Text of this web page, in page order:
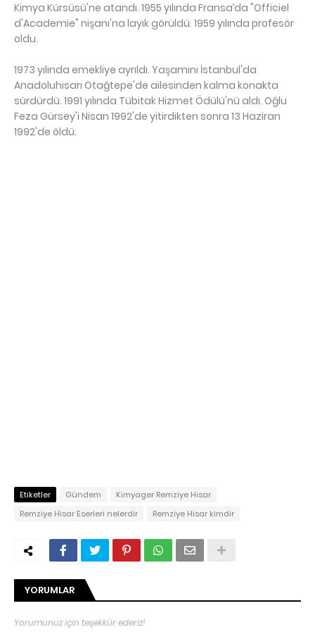
Kimya Kürsüsü'ne atandı. 1955 yılında Fransa’da "Officiel
d'Academie" nişanı'na layık görüldü. 1959 yılında profesör
oldu.
1973 yılında emekliye ayrıldı. Yaşamını İstanbul'da
Anadoluhisarı Otağtepe'de ailesinden kalma konakta
sürdürdü. 1991 yılında Tübitak Hizmet Ödülü'nü aldı. Oğlu
Feza Gürsey'i Nisan 1992'de yitirdikten sonra 13 Haziran
1992'de öldü.
Etiketler Gündem
Kimyager Remziye Hisar
Remziye Hisar Eserleri nelerdir
Remziye Hisar kimdir
YORUMLAR
Yorumunuz için teşekkür ederiz!